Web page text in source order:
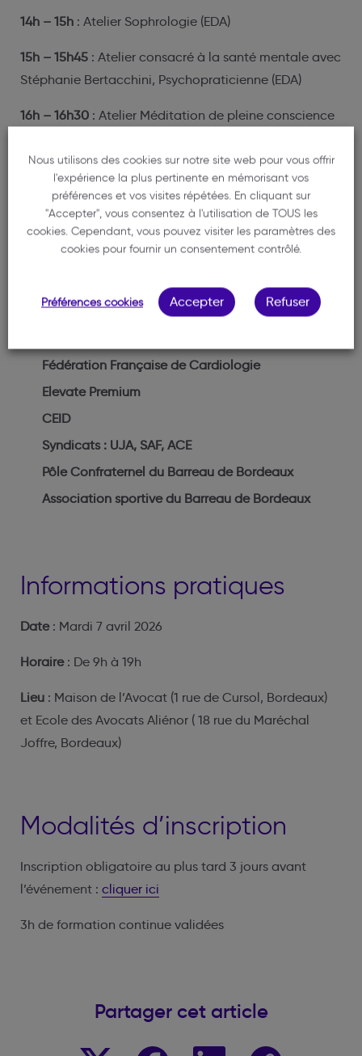
14h – 15h : Atelier Sophrologie (EDA)
15h – 15h45 : Atelier consacré à la santé mentale avec
Stéphanie Bertacchini, Psychopraticienne (EDA)
16h – 16h30 : Atelier Méditation de pleine conscience
14h – 17h00: Consultations Ostéopathe (EDA)
17h – 17h30 :Séance de Stretching (EDA)
18h – 19h: Séance de yoga (Maison de l’Avocat)
découvrir dès 13h en salle Manon Cormier
Fédération Française de Cardiologie
Elevate Premium
CEID
Syndicats : UJA, SAF, ACE
Pôle Confraternel du Barreau de Bordeaux
Association sportive du Barreau de Bordeaux
Informations pratiques
Date: Mardi 7 avril 2026
Horaire: De 9h à 19h
Lieu : Maison de l’Avocat (1 rue de Cursol, Bordeaux)
et Ecole des Avocats Aliénor ( 18 rue du Maréchal
Joffre, Bordeaux)
Modalités d’inscription
Inscription obligatoire au plus tard 3 jours avant
l’événement : cliquer ici
3h de formation continue validées
Partager cet article
Nous utilisons des cookies sur notre site web pour vous offrir
l'expérience la plus pertinente en mémorisant vos
préférences et vos visites répétées. En cliquant sur
"Accepter", vous consentez à l'utilisation de TOUS les
cookies. Cependant, vous pouvez visiter les paramètres des
cookies pour fournir un consentement contrôlé.
Préférences cookies Accepter Refuser